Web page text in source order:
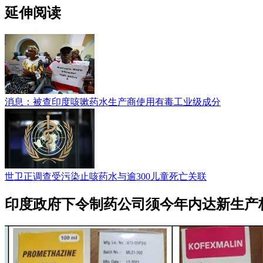
延伸阅读
消息：被查印度咳嗽药水生产商使用有毒工业级成分
世卫正调查受污染止咳药水与逾300儿童死亡关联
印度政府下令制药公司须今年内达新生产